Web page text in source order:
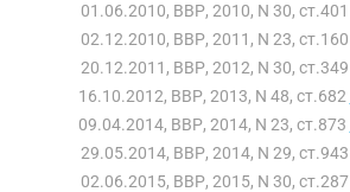
01.06.2010, ВВР, 2010, N 30, ст.401
02.12.2010, ВВР, 2011, N 23, ст.160
20.12.2011, ВВР, 2012, N 30, ст.349
16.10.2012, ВВР, 2013, N 48, ст.682
09.04.2014, ВВР, 2014, N 23, ст.873
29.05.2014, ВВР, 2014, N 29, ст.943
02.06.2015, ВВР, 2015, N 30, ст.287